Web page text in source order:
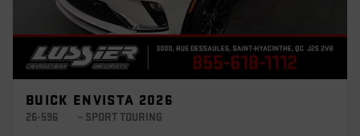
BUICK ENVISTA 2026
26-596
– SPORT TOURING